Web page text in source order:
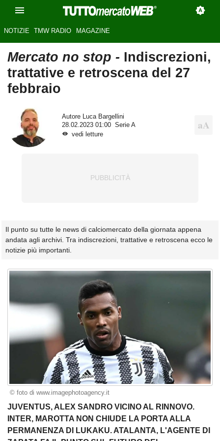
NOTIZIE TMW RADIO MAGAZINE
Mercato no stop - Indiscrezioni,
trattative e retroscena del 27
febbraio
Autore Luca Bargellini
28.02.2023 01:00
Serie A
vedi letture
Il punto su tutte le news di calciomercato della giornata appena
andata agli archivi. Tra indiscrezioni, trattative e retroscena ecco le
notizie più importanti.
© foto di www.imagephotoagency.it
JUVENTUS, ALEX SANDRO VICINO AL RINNOVO.
INTER, MAROTTA NON CHIUDE LA PORTA ALLA
PERMANENZA DI LUKAKU. ATALANTA, L'AGENTE DI